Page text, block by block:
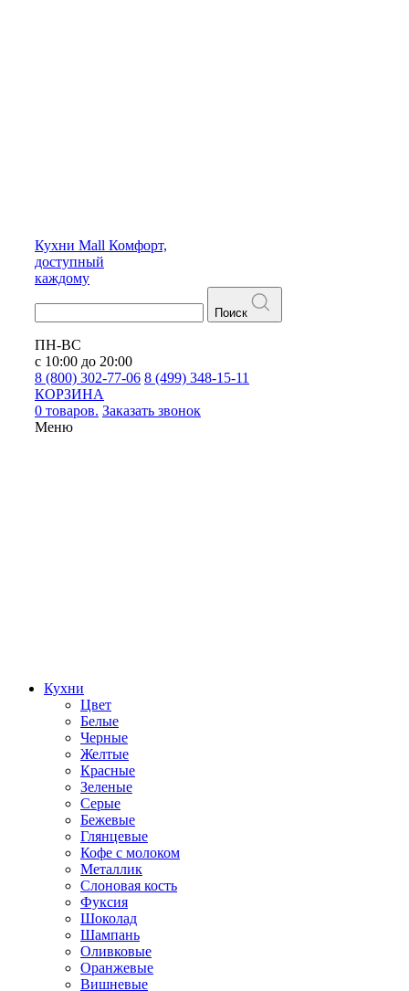
Кухни Mall Комфорт,
доступный
каждому
Поиск
ПН-ВС
с 10:00 до 20:00
8 (800) 302-77-06 8 (499) 348-15-11
КОРЗИНА
0 товаров. Заказать звонок
Меню
Кухни
Цвет
Белые
Черные
Желтые
Красные
Зеленые
Серые
Бежевые
Глянцевые
Кофе с молоком
Металлик
Слоновая кость
Фуксия
Шоколад
Шампань
Оливковые
Оранжевые
Вишневые